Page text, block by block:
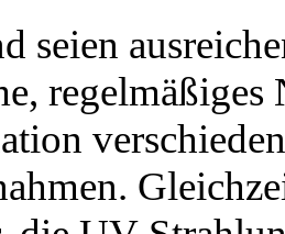
seien
regelmäßiges